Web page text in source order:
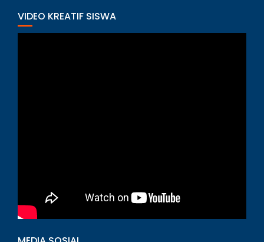
VIDEO KREATIF SISWA